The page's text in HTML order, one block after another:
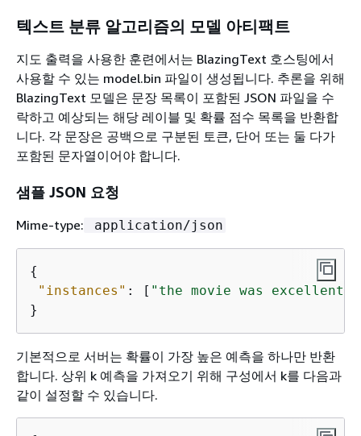
텍스트 분류 알고리즘의 모델 아티팩트
지도 출력을 사용한 훈련에서는 BlazingText 호스팅에서
사용할 수 있는 model.bin 파일이 생성됩니다. 추론을 위해
BlazingText 모델은 문장 목록이 포함된 JSON 파일을 수
락하고 예상되는 해당 레이블 및 확률 점수 목록을 반환합
니다. 각 문장은 공백으로 구분된 토큰, 단어 또는 둘 다가
포함된 문자열이어야 합니다.
샘플 JSON 요청
Mime-type: application/json
{
"instances" : [ "the movie was excellent"
}
기본적으로 서버는 확률이 가장 높은 예측을 하나만 반환
합니다. 상위 k 예측을 가져오기 위해 구성에서 k를 다음과
같이 설정할 수 있습니다.